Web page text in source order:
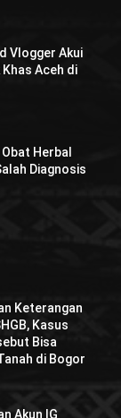
Vlogger Akui
Khas Aceh di
Herbal
Diagnosis
Keterangan
Kasus
Bisa
di Bogor
Akun IG